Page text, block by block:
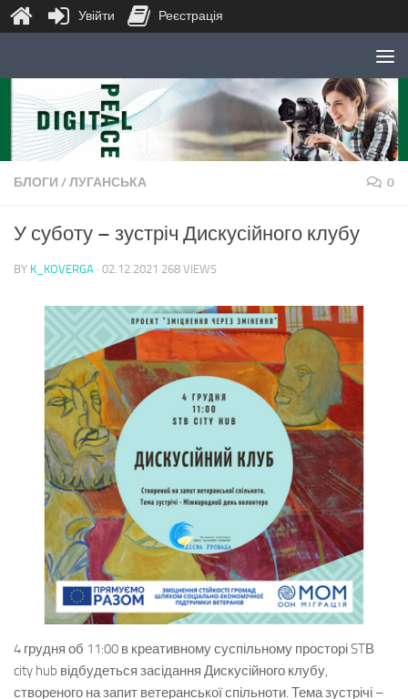
Skip to content
БЛОГИ /ЛУГАНСЬКА 0
У суботу – зустріч Дискусійного клубу
BY K_KOVERGA · 02.12.2021 268 VIEWS
4 грудня об 11:00 в креативному суспільному просторі STВ
city hub відбудеться засідання Дискусійного клубу,
створеного на запит ветеранської спільноти. Тема зустрічі –
Увійти Реєстрація